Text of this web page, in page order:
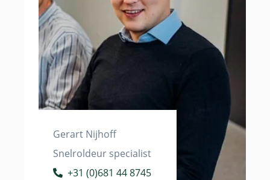
Gerart Nijhoff
Snelroldeur specialist
+31 (0)681 44 8745